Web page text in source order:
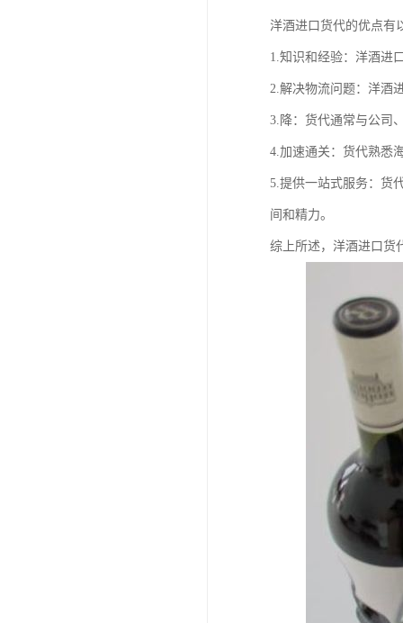
洋酒进口货代的优点有
1.知识和经验：洋酒进
2.解决物流问题：洋酒
3.降：货代通常与公司
4.加速通关：货代熟悉
5.提供一站式服务：货
间和精力。
综上所述，洋酒进口货